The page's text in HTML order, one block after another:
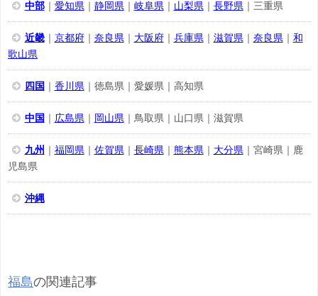
中部｜ 愛知県 静岡県 岐阜県 山梨県 長野県 ｜三重県
近畿｜ 京都府｜ 奈良県 大阪府｜ 兵庫県 滋賀県 奈良県
和
歌山県
四国 香川県 ｜徳島県｜愛媛県｜高知県
中国 広島県 岡山県 ｜鳥取県｜山口県｜滋賀県
九州 福岡県 佐賀県 長崎県 熊本県 大分県 ｜宮崎県｜鹿
児島県
沖縄
福島の関連記事